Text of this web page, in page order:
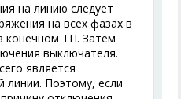
на линию следует
на всех фазах в
конечном ТП. Затем
выключателя.
является
линии. Поэтому, если